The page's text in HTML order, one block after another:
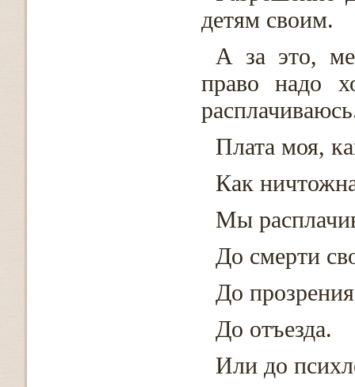
детям своим.
А за это,
право надо
Плата моя,
Как
Мы
До смерти
До
До отъезда.
Или до